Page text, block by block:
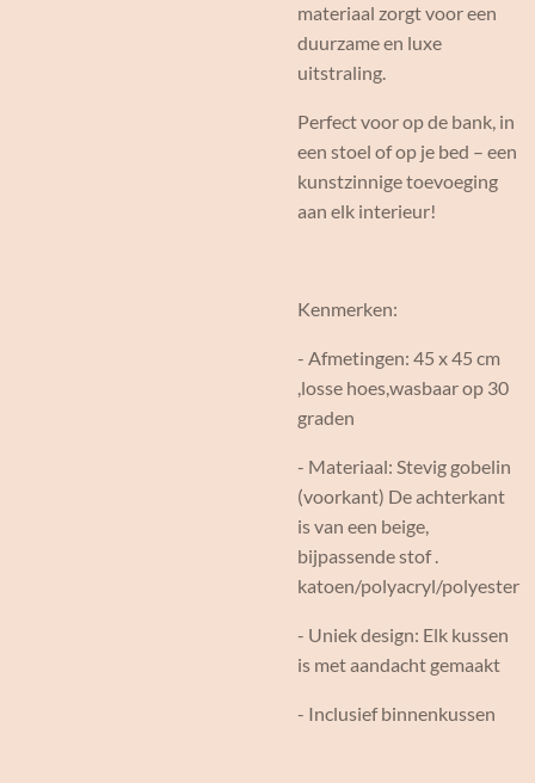
materiaal zorgt voor een
duurzame en luxe
uitstraling.
Perfect voor op de bank, in
een stoel of op je bed – een
kunstzinnige toevoeging
aan elk interieur!
Kenmerken:
- Afmetingen: 45 x 45 cm
,losse hoes,wasbaar op 30
graden
- Materiaal: Stevig gobelin
(voorkant) De achterkant
is van een beige,
bijpassende stof .
katoen/polyacryl/polyester
- Uniek design: Elk kussen
is met aandacht gemaakt
- Inclusief binnenkussen